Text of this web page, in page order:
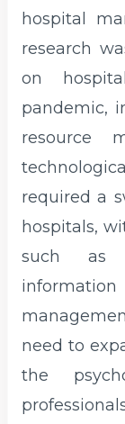
hospital
research
on
pandemic,
resource
required a
hospitals,
such as
need to
the